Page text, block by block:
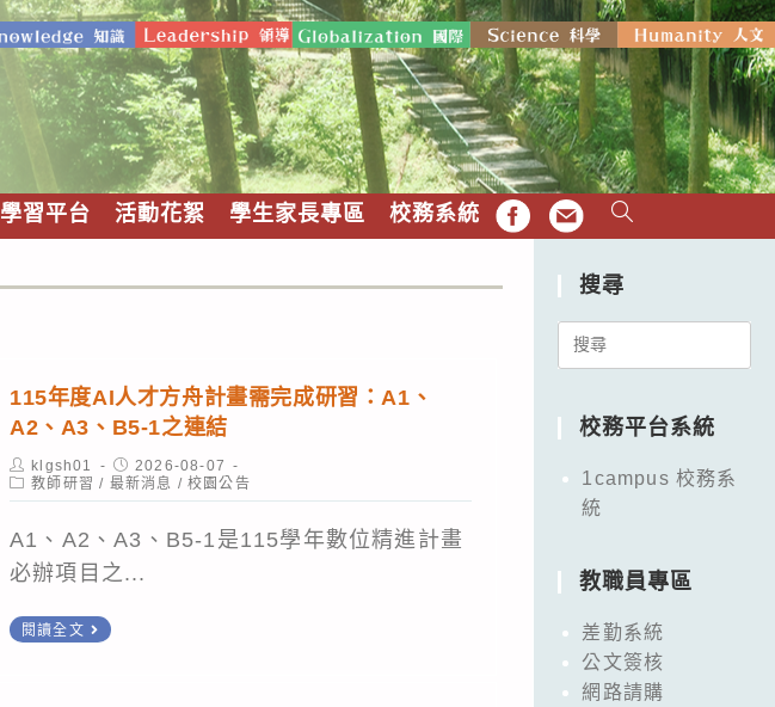
學習平台 活動花絮 學生家長專區 校務系統 FB EMAIL
115年度AI人才方舟計畫需完成研習：A1、
A2、A3、B5-1之連結
Post
author:
klgsh01
Post
published:
2026-08-07
Post
category:
教師研習 / 最新消息 / 校園公告
A1、A2、A3、B5-1是115學年數位精進計畫
必辦項目之...
閱讀全文
115
搜尋
Search
校務平台系統
1campus 校務系
統
教職員專區
差勤系統
公文簽核
網路請購